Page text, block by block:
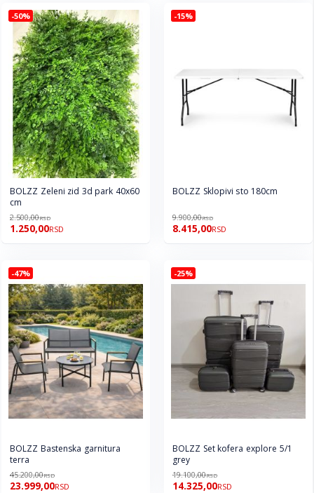
-50%
BOLZZ Zeleni zid 3d park 40x60
cm
2.500,00RSD
1.250,00RSD
-15%
BOLZZ Sklopivi sto 180cm
9.900,00RSD
8.415,00RSD
-47%
BOLZZ Bastenska garnitura
terra
45.200,00RSD
23.999,00RSD
-25%
BOLZZ Set kofera explore 5/1
grey
19.100,00RSD
14.325,00RSD